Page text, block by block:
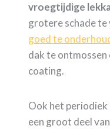
vroegtijdige
grotere schade te
goed te
dak te
coating.
Ook het periodiek
een groot deel